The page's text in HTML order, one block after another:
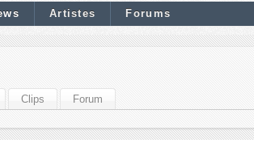
Artistes Forums
Clips Forum